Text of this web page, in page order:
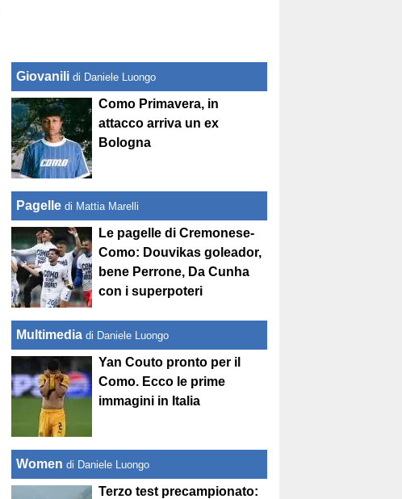
Giovanili di Daniele Luongo
Como Primavera, in
attacco arriva un ex
Bologna
Pagelle di Mattia Marelli
Le pagelle di Cremonese-
Como: Douvikas goleador,
bene Perrone, Da Cunha
con i superpoteri
Multimedia di Daniele Luongo
Yan Couto pronto per il
Como. Ecco le prime
immagini in Italia
Women di Daniele Luongo
Terzo test precampionato: